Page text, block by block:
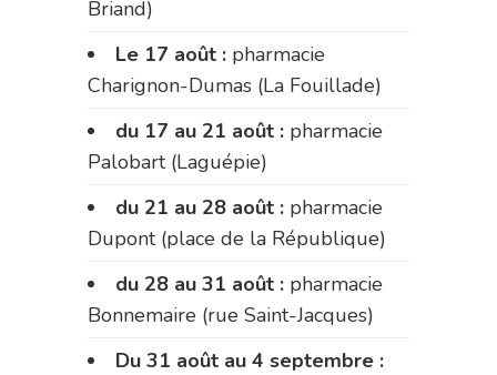
Briand)
Le 17 août : pharmacie
Charignon-Dumas (La Fouillade)
du 17 au 21 août : pharmacie
Palobart (Laguépie)
du 21 au 28 août : pharmacie
Dupont (place de la République)
du 28 au 31 août : pharmacie
Bonnemaire (rue Saint-Jacques)
Du 31 août au 4 septembre :